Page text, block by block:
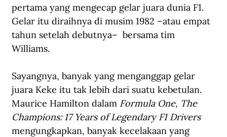
pertama yang mengecap gelar juara dunia F1.
Gelar itu diraihnya di musim 1982 –atau empat
tahun setelah debutnya–  bersama tim
Williams.
Sayangnya, banyak yang menganggap gelar
juara Keke itu tak lebih dari suatu kebetulan.
Maurice Hamilton dalam Formula One, The
Champions: 17 Years of Legendary F1 Drivers
mengungkapkan, banyak kecelakaan yang